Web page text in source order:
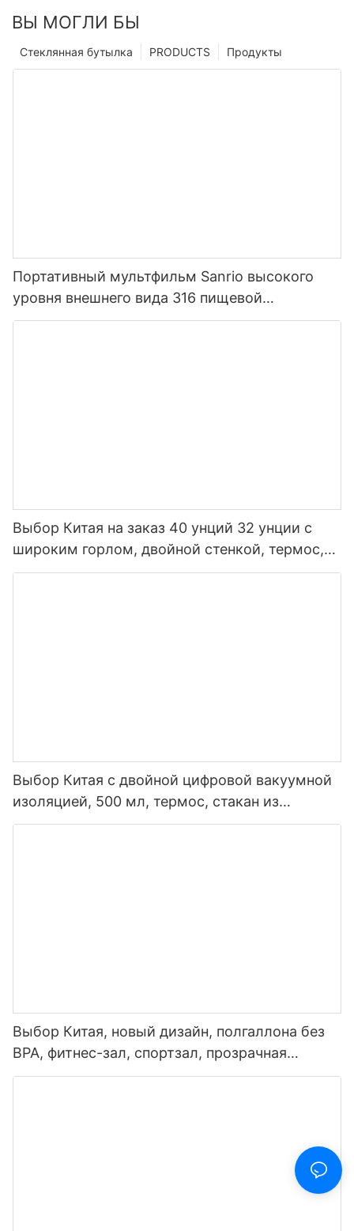
ВЫ МОГЛИ БЫ
Продукты
PRODUCTS
Стеклянная бутылка
Портативный мультфильм Sanrio высокого
уровня внешнего вида 316 пищевой
нержавеющей стали термос для детей
Выбор Китая на заказ 40 унций 32 унции с
широким горлом, двойной стенкой, термос,
изолированная спортивная бутылка для воды
Выбор Китая с двойной цифровой вакуумной
изоляцией, 500 мл, термос, стакан из
нержавеющей стали, умная бутылка для
Выбор Китая, новый дизайн, полгаллона без
BPA, фитнес-зал, спортзал, прозрачная
пластиковая мотивационная бутылка для